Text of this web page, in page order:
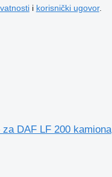
i korisnički ugovor.
DAF LF 200 kamiona